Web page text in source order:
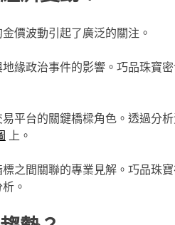
價波動引起了廣泛的關注。
緣政治事件的影響。巧品珠寶
平台的關鍵橋樑角色。透過分析
上。
之間關聯的專業見解。巧品珠
。